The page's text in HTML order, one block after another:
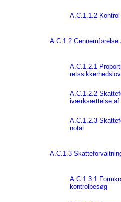
A.C.1.1.2
A.C.1.2 Gennemførelse
A.C.1.2.1
A.C.1.2.2
iværksættelse af
A.C.1.2.3
notat
A.C.1.3
A.C.1.3.1
kontrolbesøg